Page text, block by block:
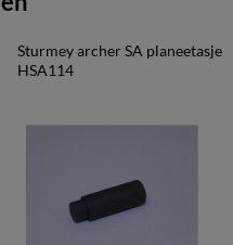
Sturmey archer SA planeetasje
HSA114